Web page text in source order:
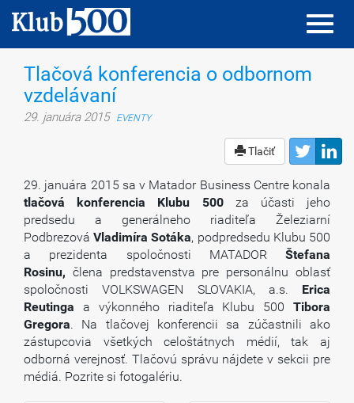
Tlačová konferencia o odbornom
vzdelávaní
29. januára 2015 EVENTY
Tlačiť
29. januára 2015 sa v Matador Business Centre konala
tlačová konferencia Klubu 500za účasti jeho
predsedu a generálneho riaditeľa Železiarní
PodbrezováVladimíra Sotáka, podpredsedu Klubu 500
a prezidenta spoločnosti MATADOR Štefana
Rosinu, člena predstavenstva pre personálnu oblasť
spoločnosti VOLKSWAGEN SLOVAKIA, a.s. Erica
Reutinga a výkonného riaditeľa Klubu 500 Tibora
Gregora. Na tlačovej konferencii sa zúčastnili ako
zástupcovia všetkých celoštátnych médií, tak aj
odborná verejnosť. Tlačovú správu nájdete v sekcii pre
médiá. Pozrite si fotogalériu.